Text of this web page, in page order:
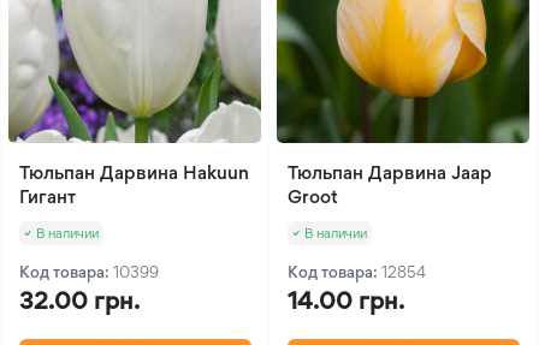
Тюльпан Дарвина Hakuun
Гигант
В наличии
Код товара: 10399
32.00 грн.
Тюльпан Дарвина Jaap
Groot
В наличии
Код товара: 12854
14.00 грн.